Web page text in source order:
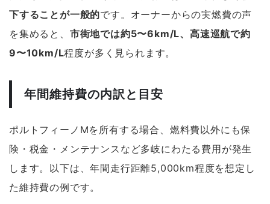
下することが一般的です。オーナーからの実燃費の声
を集めると、 市街地では約5〜6km/L、高速巡航で約
9〜10km/L程度が多く見られます。
年間維持費の内訳と目安
ポルトフィーノMを所有する場合、燃料費以外にも保
険・税金・メンテナンスなど多岐にわたる費用が発生
します。以下は、年間走行距離5,000km程度を想定し
た維持費の例です。